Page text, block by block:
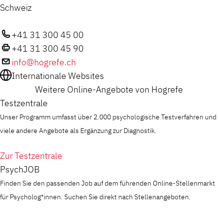
Schweiz
+41 31 300 45 00
+41 31 300 45 90
info@hogrefe.ch
Internationale Websites
Weitere Online-Angebote von Hogrefe
Testzentrale
Unser Programm umfasst über 2.000 psychologische Testverfahren und
viele andere Angebote als Ergänzung zur Diagnostik.
Zur Testzentrale
PsychJOB
Finden Sie den passenden Job auf dem führenden Online-Stellenmarkt
für Psycholog*innen. Suchen Sie direkt nach Stellenangeboten.